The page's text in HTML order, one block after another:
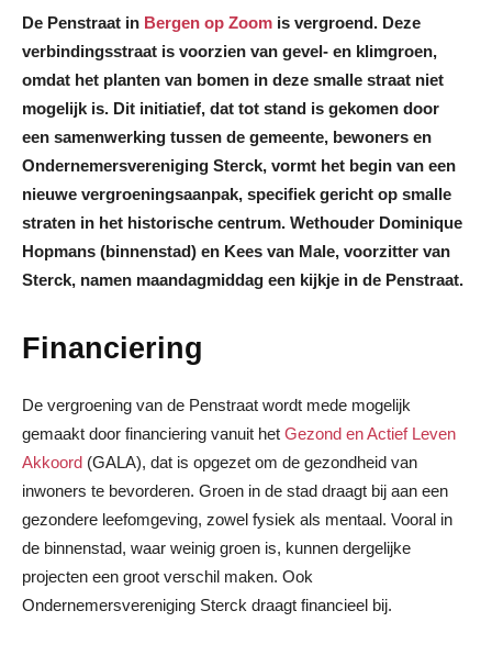
De Penstraat in Bergen op Zoom is vergroend. Deze
verbindingsstraat is voorzien van gevel- en klimgroen,
omdat het planten van bomen in deze smalle straat niet
mogelijk is. Dit initiatief, dat tot stand is gekomen door
een samenwerking tussen de gemeente, bewoners en
Ondernemersvereniging Sterck, vormt het begin van een
nieuwe vergroeningsaanpak, specifiek gericht op smalle
straten in het historische centrum. Wethouder Dominique
Hopmans (binnenstad) en Kees van Male, voorzitter van
Sterck, namen maandagmiddag een kijkje in de Penstraat.
Financiering
De vergroening van de Penstraat wordt mede mogelijk
gemaakt door financiering vanuit het Gezond en Actief Leven
Akkoord (GALA), dat is opgezet om de gezondheid van
inwoners te bevorderen. Groen in de stad draagt bij aan een
gezondere leefomgeving, zowel fysiek als mentaal. Vooral in
de binnenstad, waar weinig groen is, kunnen dergelijke
projecten een groot verschil maken. Ook
Ondernemersvereniging Sterck draagt financieel bij.